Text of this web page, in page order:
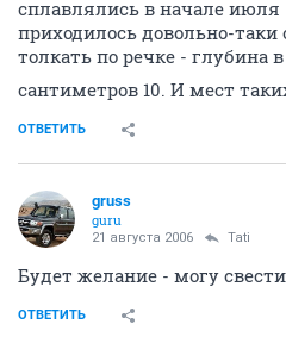
сплавлялись в начале июля
приходилось довольно-
толкать по речке - глубина
сантиметров 10. И мест
ОТВЕТИТЬ
gruss
guru
21 августа 2006 Tati
Будет желание - могу
ОТВЕТИТЬ